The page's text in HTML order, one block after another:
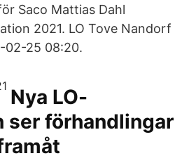
Saco Mattias Dahl
2021. LO Tove Nandorf
02-25 08:20.
Nya LO-
ser förhandlingar